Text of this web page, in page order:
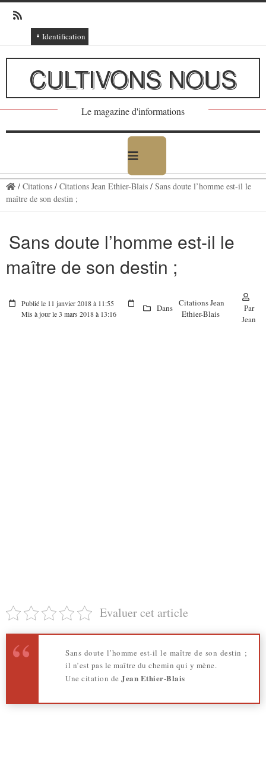
Identification
Connexion
Connexion via Facebook
Inscription
Ajout texte ou poème
CULTIVONS NOUS
Le magazine d'informations
/ Citations/ Citations Jean Ethier-Blais/ Sans doute l’homme est-il le
maître de son destin ;
Sans doute l’homme est-il le
maître de son destin ;
Publié le 11 janvier 2018 à 11:55
Mis à jour le 3 mars 2018 à 13:16
Dans
Citations Jean
Ethier-Blais
Par
Jean
Evaluer cet article
Sans doute l’homme est-il le maître de son destin ;
il n’est pas le maître du chemin qui y mène.
Une citation de Jean Ethier-Blais